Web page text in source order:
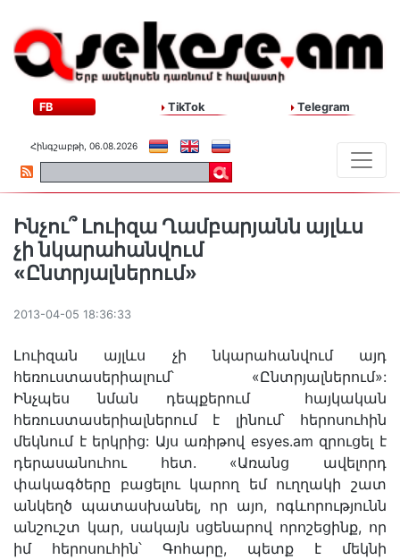
FB TikTok Telegram
Հինգշաբթի, 06.08.2026
Ինչու՞ Լուիզա Ղամբարյանն այլևս
չի նկարահանվում
«Ընտրյալներում»
2013-04-05 18:36:33
Լուիզան այլևս չի նկարահանվում այդ
հեռուստասերիալում՝ «Ընտրյալներում»:
Ինչպես նման դեպքերում հայկական
հեռուստասերիալներում է լինում՝ հերոսուհին
մեկնում է երկրից: Այս առիթով esyes.am զրուցել է
դերասանուհու հետ. «Առանց ավելորդ
փակագծերը բացելու կարող եմ ուղղակի շատ
անկեղծ պատասխանել, որ այո, ոգևորությունն
անշուշտ կար, սակայն սցենարով որոշեցինք, որ
իմ հերոսուհին՝ Գոհարը, պետք է մեկնի